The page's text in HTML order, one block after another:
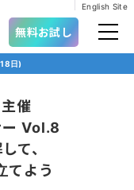
English Site
無料お試し
日)
催
ー Vol.8
て、
てよう